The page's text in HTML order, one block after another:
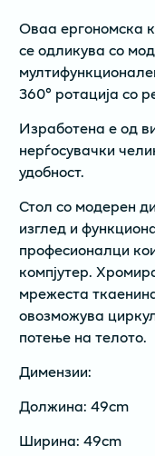
Оваа ергономска
се одликува со
360° ротација со
Изработена е од
нерѓосувачки
удобност.
Стол со модерен
изглед и
професионалци
компјутер.
мрежеста
овозможува
потење на телото.
Димензии:
Должина: 49cm
Ширина: 49cm